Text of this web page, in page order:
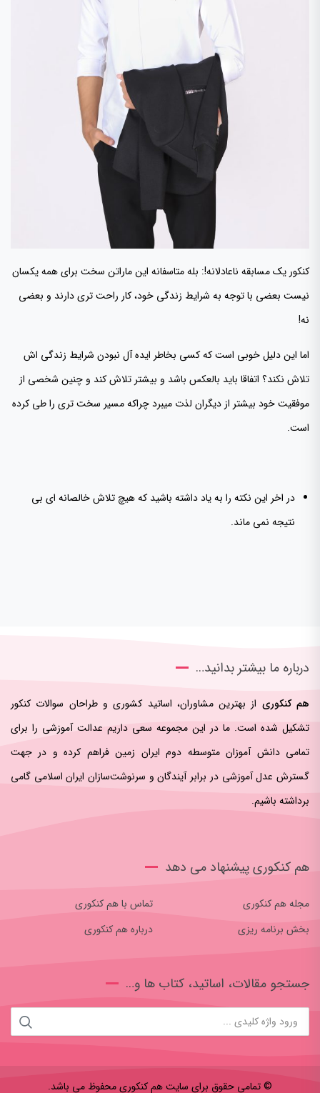
کنکور یک مسابقه ناعادلانه!: بله متاسفانه این ماراتن سخت برای همه یکسان
نیست بعضی با توجه به شرایط زندگی خود، کار راحت تری دارند و بعضی
نه!
اما این دلیل خوبی است که کسی بخاطر ایده آل نبودن شرایط زندگی اش
تلاش نکند؟ اتفاقا باید بالعکس باشد و بیشتر تلاش کند و چنین شخصی از
موفقیت خود بیشتر از دیگران لذت میبرد چراکه مسیر سخت تری را طی کرده
است.
در اخر این نکته را به یاد داشته باشید که هیچ تلاش خالصانه ای بی
نتیجه نمی ماند.
درباره ما بیشتر بدانید…
هم کنکوری از بهترین مشاوران، اساتید کشوری و طراحان سوالات کنکور
تشکیل شده است. ما در این مجموعه سعی داریم عدالت آموزشی را برای
تمامی دانش آموزان متوسطه دوم ایران زمین فراهم کرده و در جهت
گسترش عدل آموزشی در برابر آیندگان و سرنوشت‌سازان ایران اسلامی‌ گامی
برداشته باشیم.
هم کنکوری پیشنهاد می دهد
مجله هم کنکوری
تماس با هم کنکوری
بخش برنامه ریزی
درباره هم کنکوری
جستجو مقالات، اساتید، کتاب ها و…
جستجو
© تمامی حقوق برای سایت هم کنکوری محفوظ می باشد.